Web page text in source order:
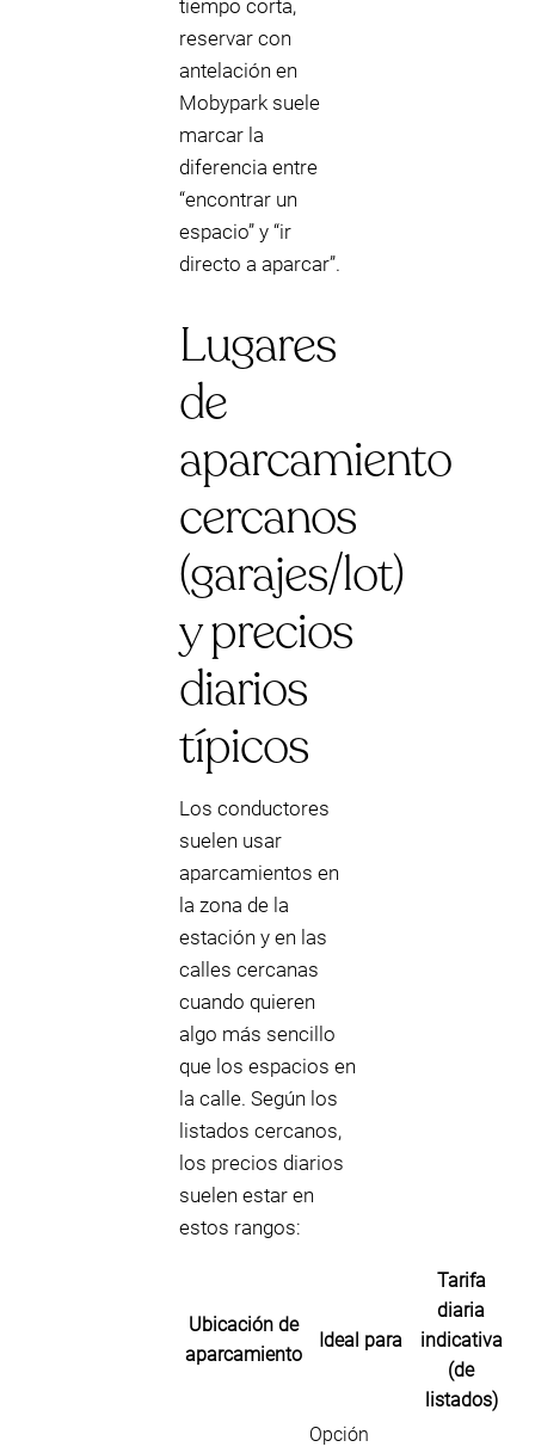
tiempo corta,
reservar con
antelación en
Mobypark suele
marcar la
diferencia entre
“encontrar un
espacio” y “ir
directo a aparcar”.
Lugares
de
aparcamiento
cercanos
(garajes/lot)
y precios
diarios
típicos
Los conductores
suelen usar
aparcamientos en
la zona de la
estación y en las
calles cercanas
cuando quieren
algo más sencillo
que los espacios en
la calle. Según los
listados cercanos,
los precios diarios
suelen estar en
estos rangos:
Ubicación de
aparcamiento
Ideal para
Tarifa
diaria
indicativa
(de
listados)
Opción